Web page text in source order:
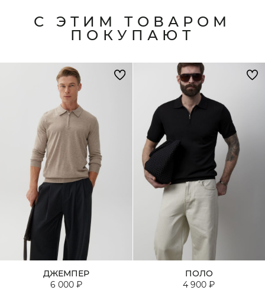
С ЭТИМ ТОВАРОМ
ПОКУПАЮТ
ДЖЕМПЕР
6 000 ₽
ПОЛО
4 900 ₽